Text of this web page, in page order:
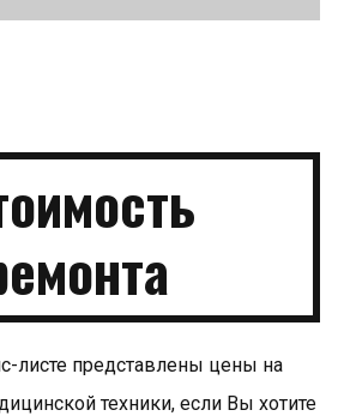
листе представлены цены на
техники, если Вы хотите